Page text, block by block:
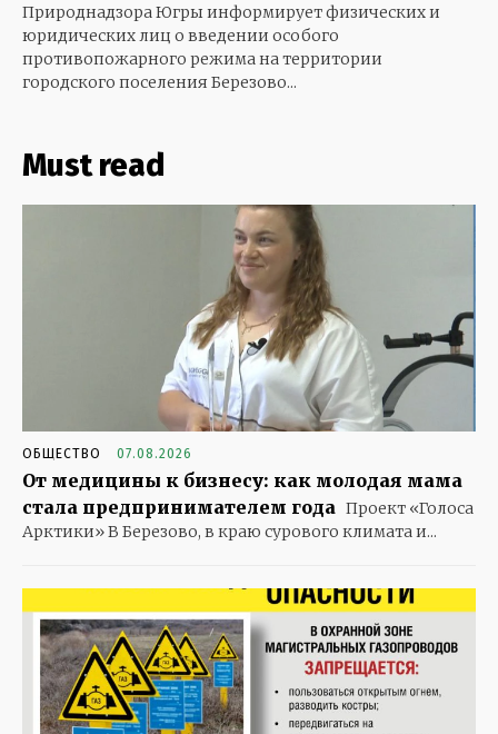
Природнадзора Югры информирует физических и
юридических лиц о введении особого
противопожарного режима на территории
городского поселения Березово...
Must read
ОБЩЕСТВО 07.08.2026
От медицины к бизнесу: как молодая мама
стала предпринимателем года Проект «Голоса
Арктики» В Березово, в краю сурового климата и...